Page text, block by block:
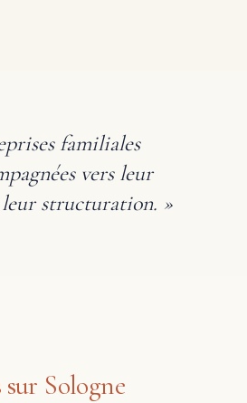
familiales
vers leur
structuration. »
Sologne